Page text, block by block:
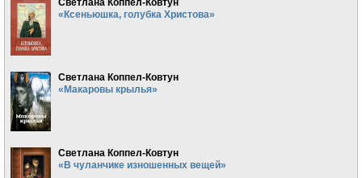
«Ксеньюшка, голубка Христова»
Светлана Коппел-Ковтун
«Макаровы крылья»
Светлана Коппел-Ковтун
«В чуланчике изношенных вещей»